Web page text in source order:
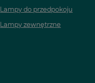
Lampy do przedpokoju
Lampy zewnętrzne